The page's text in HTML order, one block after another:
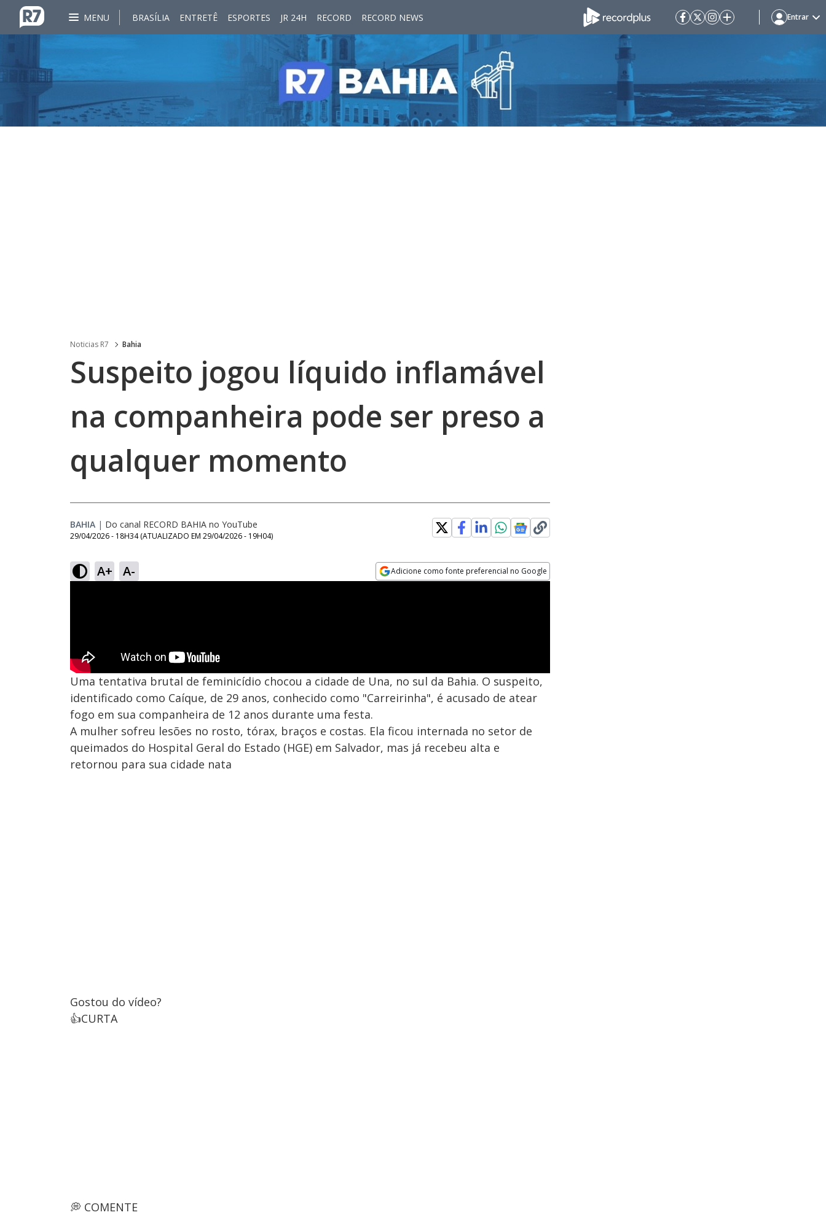
MENU BRASÍLIA ENTRETÊ ESPORTES JR 24H RECORD RECORD NEWS Entrar
Noticias R7 Bahia
Suspeito jogou líquido inflamável
na companheira pode ser preso a
qualquer momento
BAHIA | Do canal RECORD BAHIA no YouTube
29/04/2026 - 18H34 (ATUALIZADO EM 29/04/2026 - 19H04)
A+ A- Adicione como fonte preferencial no Google
Uma tentativa brutal de feminicídio chocou a cidade de Una, no sul da Bahia. O suspeito,
identificado como Caíque, de 29 anos, conhecido como "Carreirinha", é acusado de atear
fogo em sua companheira de 12 anos durante uma festa.
A mulher sofreu lesões no rosto, tórax, braços e costas. Ela ficou internada no setor de
queimados do Hospital Geral do Estado (HGE) em Salvador, mas já recebeu alta e
retornou para sua cidade nata
Gostou do vídeo?
👍CURTA
💭 COMENTE